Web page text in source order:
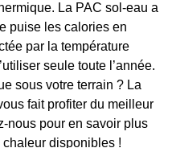
La PAC sol-eau a
puise les calories en
par la température
seule toute l’année.
sous votre terrain ? La
fait profiter du meilleur
nous pour en savoir plus
disponibles !